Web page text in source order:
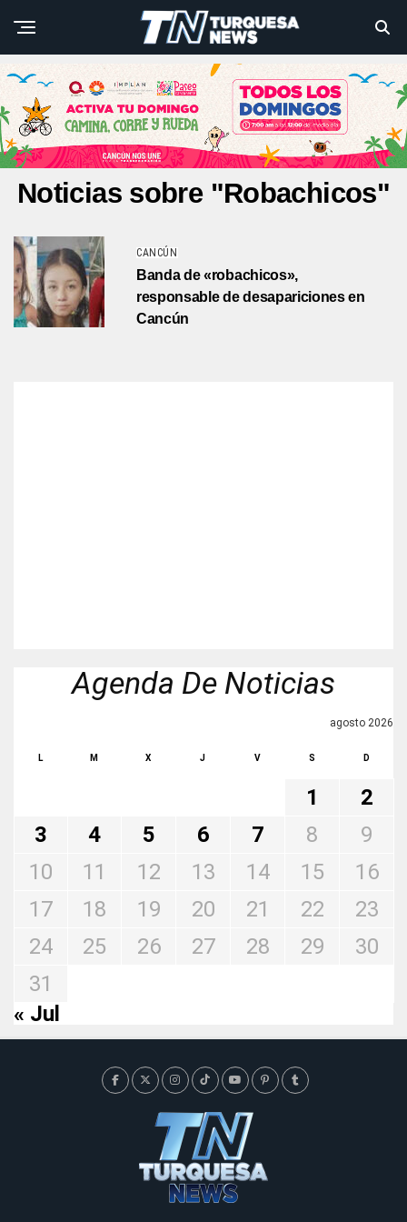
Noticias sobre "Robachicos"
CANCÚN
Banda de «robachicos»,
responsable de desapariciones en
Cancún
Agenda De Noticias
agosto 2026
L M X J V S D
1
2
3
4 5 6 7 8
9
10
11 12 13 14 15
16
17
18 19 20 21 22
23
24
25 26 27 28 29
30
31
« Jul